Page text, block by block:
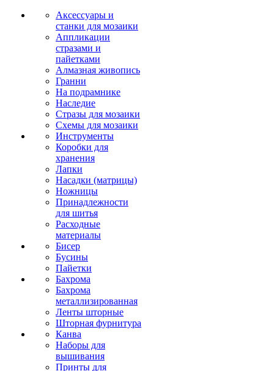
Аксессуары и
станки для мозаики
Аппликации
стразами и
пайетками
Алмазная живопись
Гранни
На подрамнике
Наследие
Стразы для мозаики
Схемы для мозаики
Инструменты
Коробки для
хранения
Лапки
Насадки (матрицы)
Ножницы
Принадлежности
для шитья
Расходные
материалы
Бисер
Бусины
Пайетки
Бахрома
Бахрома
металлизированная
Ленты шторные
Шторная фурнитура
Канва
Наборы для
вышивания
Принты для